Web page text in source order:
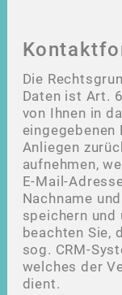
Die
Daten ist Art.
von Ihnen in
Anliegen
aufnehmen,
E-Mail-
Nachname
speichern
beachten Sie,
sog. CRM-
welches der
dient.